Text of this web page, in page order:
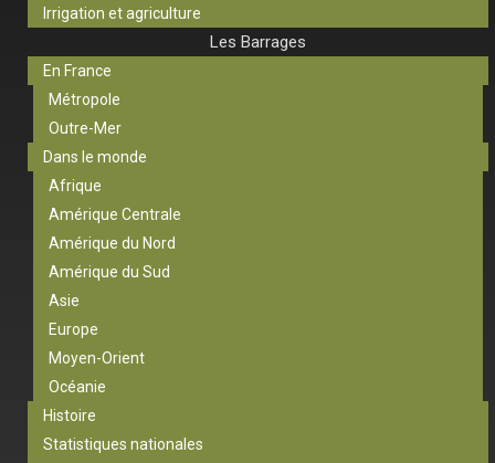
Irrigation et agriculture
Les Barrages
En France
Métropole
Outre-Mer
Dans le monde
Afrique
Amérique Centrale
Amérique du Nord
Amérique du Sud
Asie
Europe
Moyen-Orient
Océanie
Histoire
Statistiques nationales